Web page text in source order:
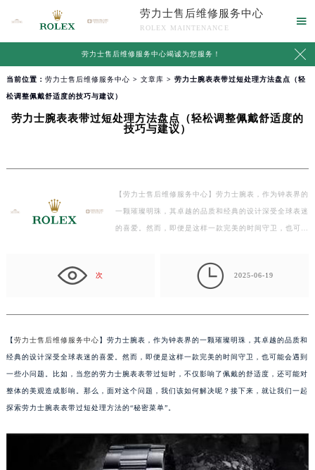
劳力士售后维修服务中心
ROLEX MAINTENANCE

劳力士售后维修服务中心竭诚为您服务！ 
当前位置： 劳力士售后维修服务中心 > 文章库 > 劳力士腕表表带过短处理方法盘点（轻
松调整佩戴舒适度的技巧与建议）
劳力士腕表表带过短处理方法盘点（轻松调整佩戴舒适度的
技巧与建议）
【劳力士售后维修服务中心】劳力士腕表，作为钟表界的
一颗璀璨明珠，其卓越的品质和经典的设计深受全球表迷
的喜爱。然而，即便是这样一款完美的时间守卫，也可
次  2025-06-19
【劳力士售后维修服务中心】劳力士腕表，作为钟表界的一颗璀璨明珠，其卓越的品质和
经典的设计深受全球表迷的喜爱。然而，即便是这样一款完美的时间守卫，也可能会遇到
一些小问题。比如，当您的劳力士腕表表带过短时，不仅影响了佩戴的舒适度，还可能对
整体的美观造成影响。那么，面对这个问题，我们该如何解决呢？接下来，就让我们一起
探索劳力士腕表表带过短处理方法的“秘密菜单”。